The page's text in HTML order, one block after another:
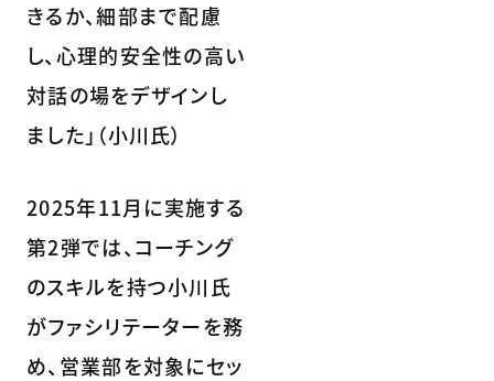
きるか、細部まで配慮
し、心理的安全性の高い
対話の場をデザインし
ました」（小川氏）
2025年11月に実施する
第2弾では、コーチング
のスキルを持つ小川氏
がファシリテーターを務
め、営業部を対象にセッ